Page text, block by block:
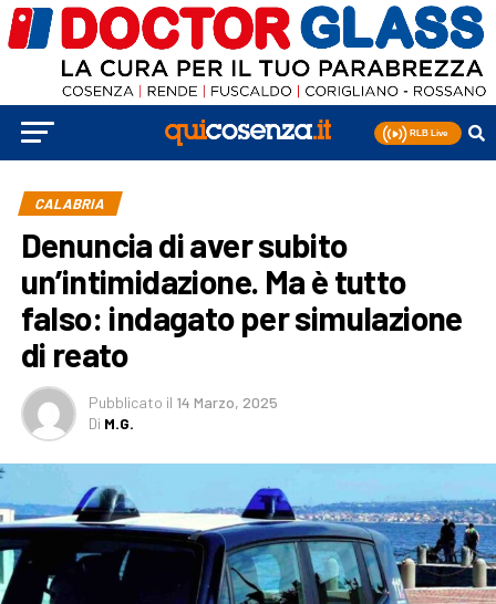
CALABRIA
Denuncia di aver subito
un’intimidazione. Ma è tutto
falso: indagato per simulazione
di reato
Pubblicato il 14 Marzo, 2025
Di M.G.